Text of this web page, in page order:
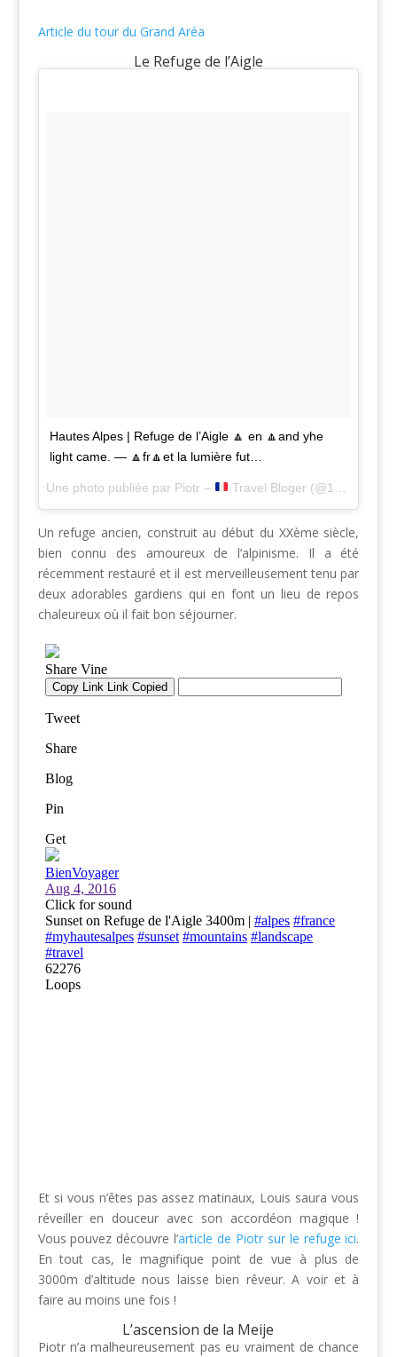
Article du tour du Grand Aréa
Le Refuge de l’Aigle
Hautes Alpes | Refuge de l’Aigle 🔼 en 🔼and yhe
light came. — 🔼fr🔼et la lumière fut…
Une photo publiée par Piotr – Travel Bloger (@1001pas) le
Un refuge ancien, construit au début du XXème siècle,
bien connu des amoureux de l’alpinisme. Il a été
récemment restauré et il est merveilleusement tenu par
deux adorables gardiens qui en font un lieu de repos
chaleureux où il fait bon séjourner.
Et si vous n’êtes pas assez matinaux, Louis saura vous
réveiller en douceur avec son accordéon magique !
Vous pouvez découvre l’article de Piotr sur le refuge ici.
En tout cas, le magnifique point de vue à plus de
3000m d’altitude nous laisse bien rêveur. A voir et à
faire au moins une fois !
L’ascension de la Meije
Piotr n’a malheureusement pas eu vraiment de chance